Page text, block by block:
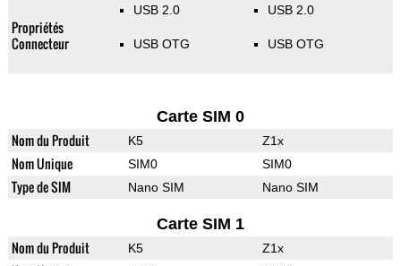
Propriétés
Connecteur
USB 2.0
USB OTG
USB 2.0
USB OTG
Carte SIM 0
Nom du Produit K5 Z1x
Nom Unique SIM0 SIM0
Type de SIM Nano SIM Nano SIM
Carte SIM 1
Nom du Produit K5 Z1x